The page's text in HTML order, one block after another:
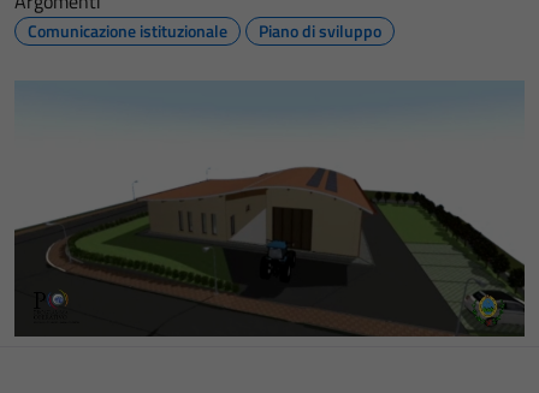
Comunicazione istituzionale Piano di sviluppo